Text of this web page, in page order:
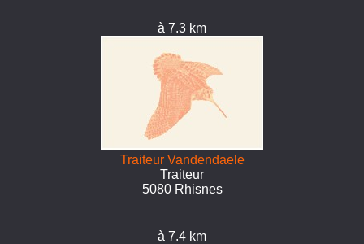
à 7.3 km
Traiteur Vandendaele
Traiteur
5080 Rhisnes
à 7.4 km